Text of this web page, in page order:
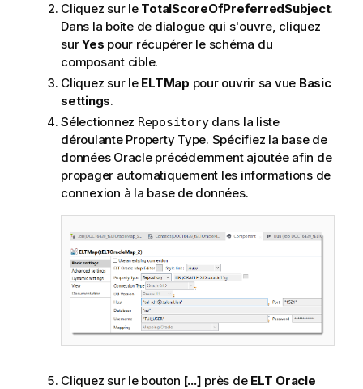
Cliquez sur le TotalScoreOfPreferredSubject.
Dans la boîte de dialogue qui s'ouvre, cliquez
surYes pour récupérer le schéma du
composant cible.
Cliquez sur le ELTMap pour ouvrir sa vue Basic
settings.
Sélectionnez Repositorydans la liste
déroulante Property Type. Spécifiez la base de
données Oracle précédemment ajoutée afin de
propager automatiquement les informations de
connexion à la base de données.
Cliquez sur le bouton [...] près de ELT Oracle